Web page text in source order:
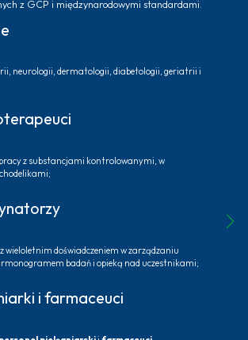
z GCP i międzynarodowymi standardami.
neurologii, dermatologii, diabetologii, geriatrii i
z substancjami kontrolowanymi, w
wieloletnim doświadczeniem w zarządzaniu
badań i opieką nad uczestnikami;
i farmaceuci